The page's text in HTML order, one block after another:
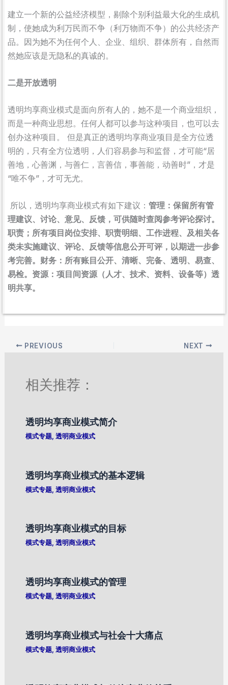
建立一个新的公益经济模型，剔除个别利益最大化的生成机
制，使她成为利万民而不争（利万物而不争）的公共经济产
品。因为她不为任何个人、企业、组织、群体所有，自然而
然她应该是无隐私的真诚的。
二是开放透明
透明均享商业模式是面向所有人的，她不是一个商业组织，
而是一种商业思想。任何人都可以参与这种项目，也可以去
创办这种项目。 但是真正的透明均享商业项目是全方位透
明的，只有全方位透明，人们容易参与和监督，才可能“居
善地，心善渊，与善仁，言善信，事善能，动善时”，才是
“唯不争”，才可无尤。
所以，透明均享商业模式有如下建议：管理：保留所有管
理建议、讨论、意见、反馈，可供随时查阅参考评论探讨。
职责；所有项目岗位安排、职责明细、工作进程、及相关各
类未实施建议、评论、反馈等信息公开可评，以期进一步参
考完善。财务：所有账目公开、清晰、完备、透明、易查、
易检。资源：项目间资源（人才、技术、资料、设备等）透
明共享。
PREVIOUS NEXT
相关推荐：
透明均享商业模式简介
模式专题, 透明商业模式
透明均享商业模式的基本逻辑
模式专题, 透明商业模式
透明均享商业模式的目标
模式专题, 透明商业模式
透明均享商业模式的管理
模式专题, 透明商业模式
透明均享商业模式与社会十大痛点
模式专题, 透明商业模式